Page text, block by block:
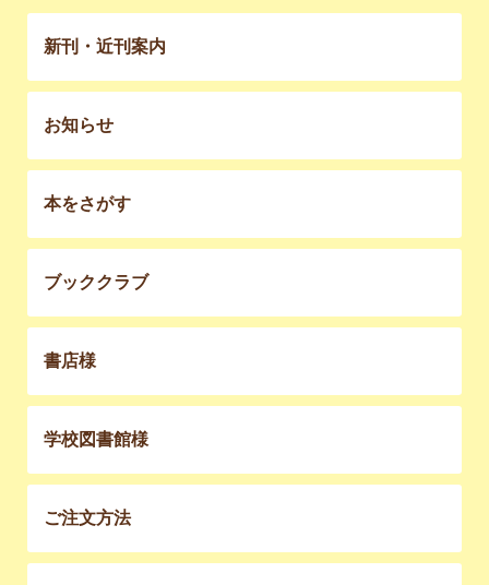
新刊・近刊案内
お知らせ
本をさがす
ブッククラブ
書店様
学校図書館様
ご注文方法